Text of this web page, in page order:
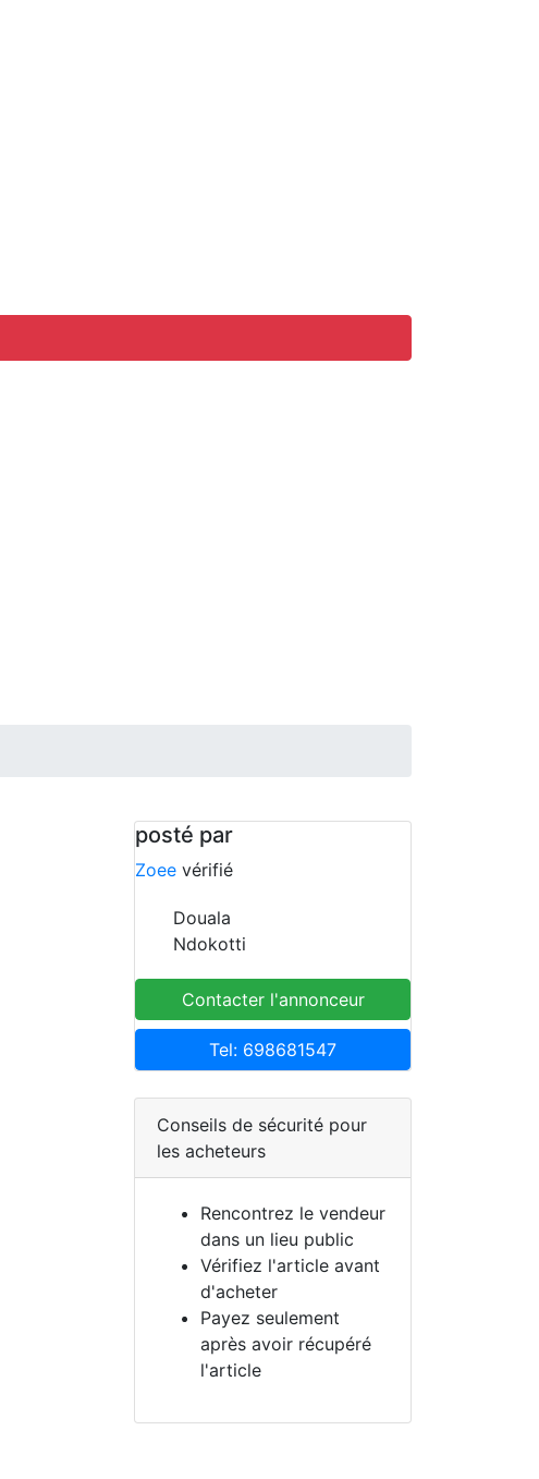
posté par
Zoee vérifié
Douala
Ndokotti
Contacter l'annonceur
Tel: 698681547
Conseils de sécurité pour
les acheteurs
Rencontrez le vendeur
dans un lieu public
Vérifiez l'article avant
d'acheter
Payez seulement
après avoir récupéré
l'article